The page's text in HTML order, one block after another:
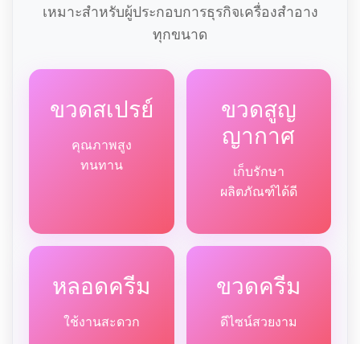
เหมาะสำหรับผู้ประกอบการธุรกิจเครื่องสำอาง
ทุกขนาด
ขวดสเปรย์
คุณภาพสูง
ทนทาน
ขวดสูญ
ญากาศ
เก็บรักษา
ผลิตภัณฑ์ได้ดี
หลอดครีม
ใช้งานสะดวก
ขวดครีม
ดีไซน์สวยงาม